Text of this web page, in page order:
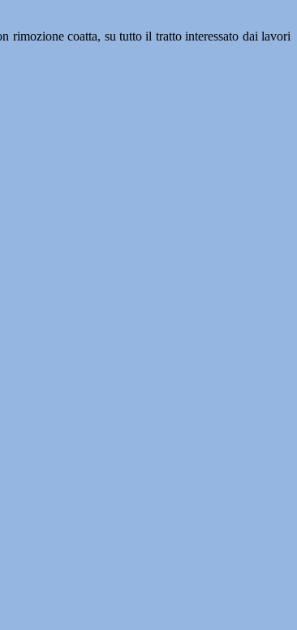
rimozione coatta, su tutto il tratto interessato dai lavori